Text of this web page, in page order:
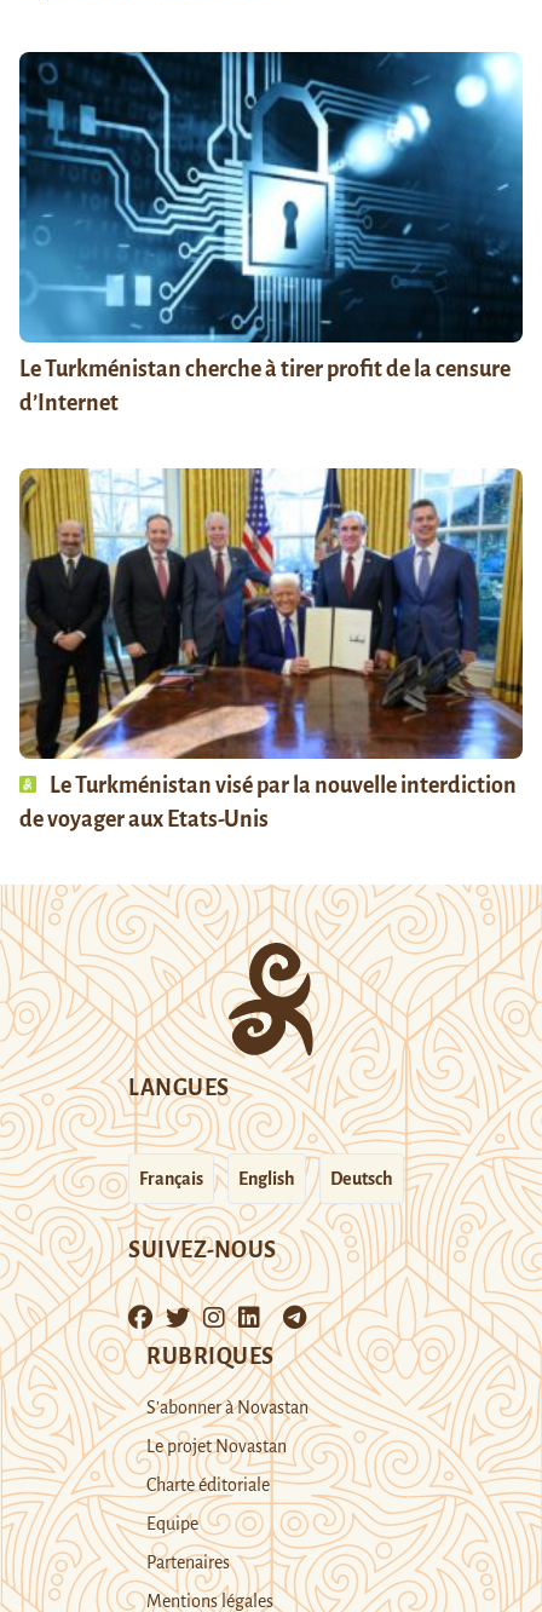
Le Turkménistan cherche à tirer profit de la censure
d’Internet
Le Turkménistan visé par la nouvelle interdiction
de voyager aux Etats-Unis
LANGUES
Français English Deutsch
SUIVEZ-NOUS
RUBRIQUES
S’abonner à Novastan
Le projet Novastan
Charte éditoriale
Equipe
Partenaires
Mentions légales